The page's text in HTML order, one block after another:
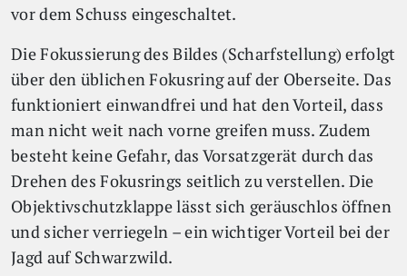
vor dem Schuss eingeschaltet.
Die Fokussierung des Bildes (Scharfstellung) erfolgt
über den üblichen Fokusring auf der Oberseite. Das
funktioniert einwandfrei und hat den Vorteil, dass
man nicht weit nach vorne greifen muss. Zudem
besteht keine Gefahr, das Vorsatzgerät durch das
Drehen des Fokusrings seitlich zu verstellen. Die
Objektivschutzklappe lässt sich geräuschlos öffnen
und sicher verriegeln – ein wichtiger Vorteil bei der
Jagd auf Schwarzwild.